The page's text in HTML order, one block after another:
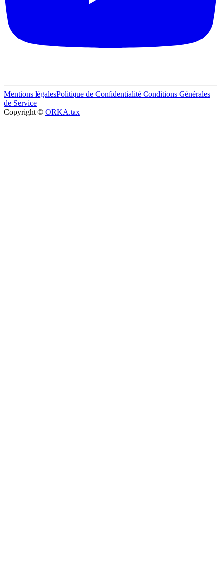
Mentions légalesPolitique de Confidentialité Conditions Générales
de Service
Copyright © ORKA.tax